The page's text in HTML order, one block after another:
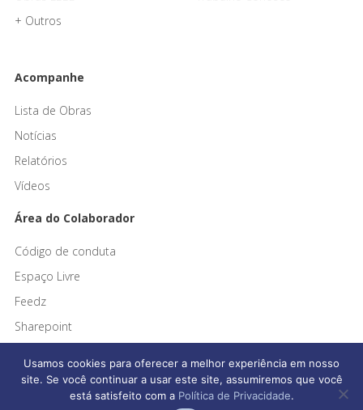
+ Outros
Acompanhe
Lista de Obras
Notícias
Relatórios
Vídeos
Área do Colaborador
Código de conduta
Espaço Livre
Feedz
Sharepoint
Usamos cookies para oferecer a melhor experiência em nosso
site. Se você continuar a usar este site, assumiremos que você
está satisfeito com a Política de Privacidade.